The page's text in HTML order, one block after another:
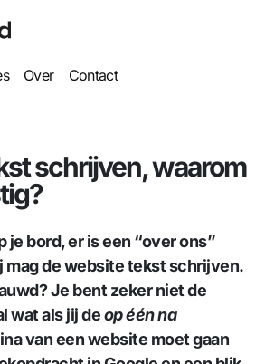
Over Contact
schrijven, waarom
je bord, er is een “over ons”
mag de website tekst schrijven.
Je bent zeker niet de
wat als jij deop één na
van een website moet gaan